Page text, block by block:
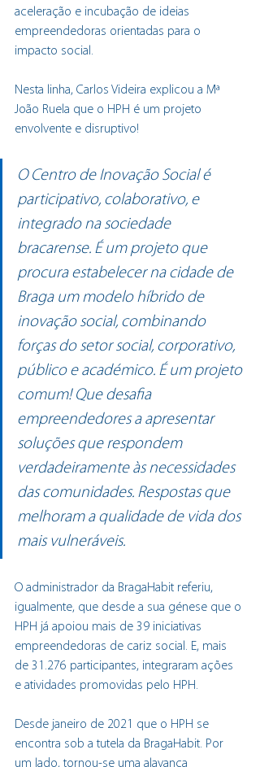
aceleração e incubação de ideias
empreendedoras orientadas para o
impacto social.
Nesta linha, Carlos Videira explicou a Mª
João Ruela que o HPH é um projeto
envolvente e disruptivo!
O Centro de Inovação Social é
participativo, colaborativo, e
integrado na sociedade
bracarense. É um projeto que
procura estabelecer na cidade de
Braga um modelo híbrido de
inovação social, combinando
forças do setor social, corporativo,
público e académico. É um projeto
comum! Que desafia
empreendedores a apresentar
soluções que respondem
verdadeiramente às necessidades
das comunidades. Respostas que
melhoram a qualidade de vida dos
mais vulneráveis.
O administrador da BragaHabit referiu,
igualmente, que desde a sua génese que o
HPH já apoiou mais de 39 iniciativas
empreendedoras de cariz social. E, mais
de 31.276 participantes, integraram ações
e atividades promovidas pelo HPH.
Desde janeiro de 2021 que o HPH se
encontra sob a tutela da BragaHabit. Por
um lado, tornou-se uma alavanca